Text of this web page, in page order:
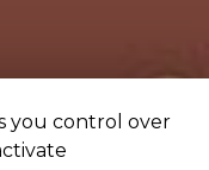
you control over